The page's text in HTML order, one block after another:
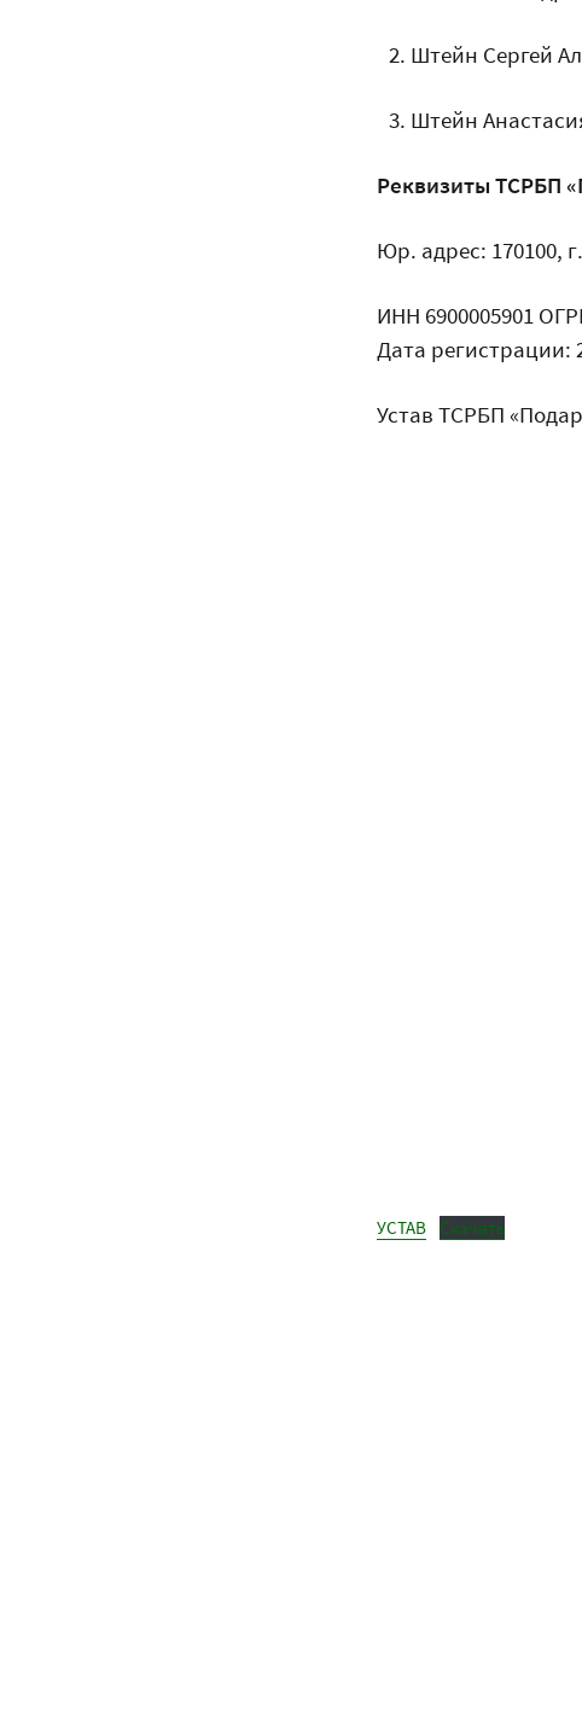
Штейн Сергей
Штейн
Реквизиты ТСРБП
Юр. адрес: 170100,
ИНН 6900005901
Дата регистрации:
Устав ТСРБП
УСТАВ Скачать